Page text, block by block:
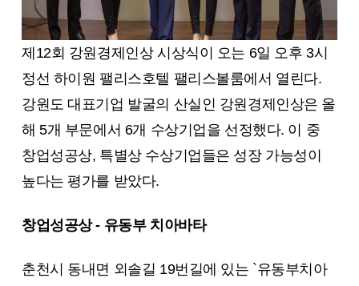
제12회 강원경제인상 시상식이 오는 6일 오후 3시
정선 하이원 팰리스호텔 팰리스볼룸에서 열린다.
강원도 대표기업 발굴의 산실인 강원경제인상은 올
해 5개 부문에서 6개 수상기업을 선정했다. 이 중
창업성공상, 특별상 수상기업들은 성장 가능성이
높다는 평가를 받았다.
창업성공상 - 유동부 치아바타
춘천시 동내면 외솔길 19번길에 있는 `유동부치아